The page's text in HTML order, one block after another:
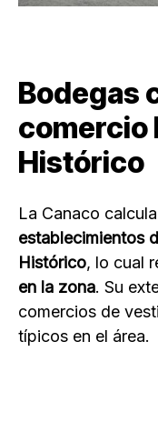
Bodegas
comercio
Histórico
La Canaco
establecimientos
Histórico, lo cual
en la zona. Su
comercios de
típicos en el área.